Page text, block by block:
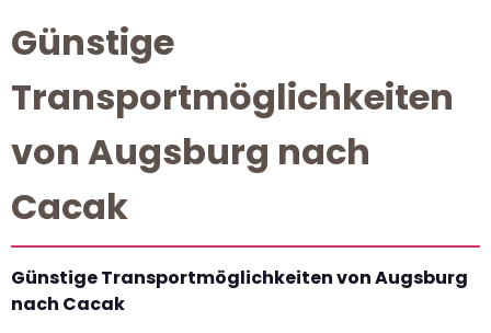
Günstige
Transportmöglichkeiten
von Augsburg nach
Cacak
Günstige Transportmöglichkeiten von Augsburg
nach Cacak